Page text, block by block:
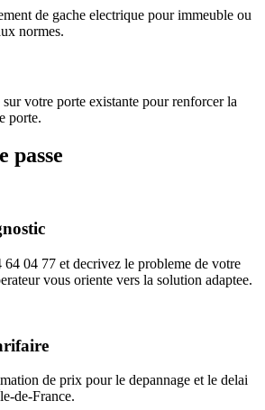
de gache electrique pour immeuble ou
normes.
votre porte existante pour renforcer la
porte.
passe
04 77 et decrivez le probleme de votre
vous oriente vers la solution adaptee.
de prix pour le depannage et le delai
de-France.